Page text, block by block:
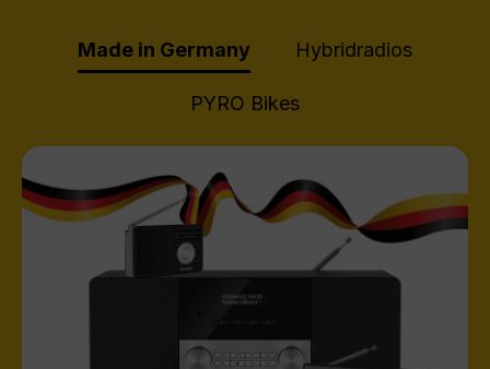
Made in Germany Hybridradios
PYRO Bikes